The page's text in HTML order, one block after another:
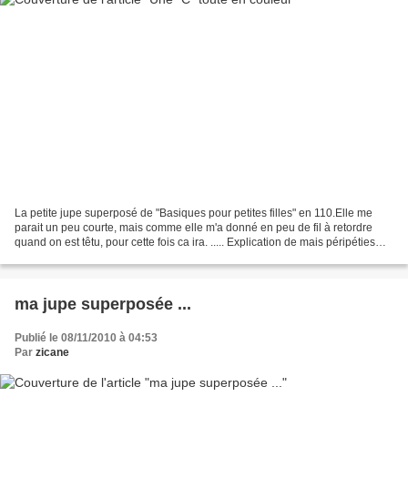
La petite jupe superposé de "Basiques pour petites filles" en 110.Elle me
parait un peu courte, mais comme elle m'a donné en peu de fil à retordre
quand on est têtu, pour cette fois ca ira. ..... Explication de mais péripéties
ma jupe superposée ...
Publié le 08/11/2010 à 04:53
Par zicane